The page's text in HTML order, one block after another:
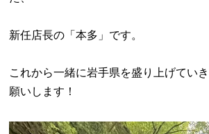
新任店長の「本多」です。
これから一緒に岩手県を盛り上げてい
願いします！